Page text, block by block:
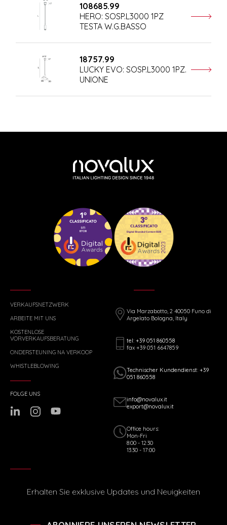
108685.99
HERO: SOSP.L3000 1PZ
TESTA W.G.BASSO
18757.99
LUCKY EVO: SOSP.L3000 1PZ.
UNIONE
VERKAUFSNETZWERK
ARBEITE MIT UNS
KOSTENLOSE
VORVERKAUFSBERATUNG
ONDERSTEUNING NA VERKOOP
WHISTLEBLOWING
Via Marzabotto, 2 40050 Funo di
Argelato Bologna, Italy
tel: +39 051 860558
fax +39 051 6647859
Technischer Kundendienst: +39
051 860558
info@novalux.it
export@novalux.it
Office hours:
Mon-Fri
8:00 - 12:30
13:30 - 17:00
FOLGE UNS
Erhalten Sie exklusive Updates und Neuigkeiten